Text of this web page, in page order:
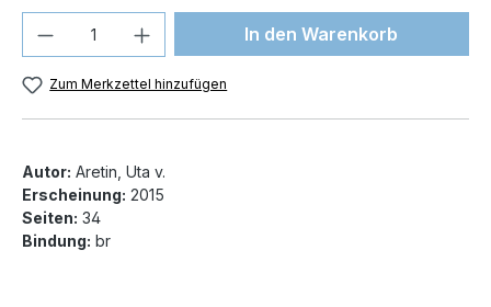
Produkt Anzahl: Gib denIn den Warenkorb
Zum Merkzettel hinzufügen
Autor: Aretin, Uta v.
Erscheinung: 2015
Seiten: 34
Bindung: br